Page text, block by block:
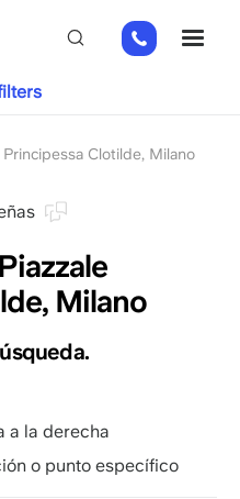
+31
202
Clotilde, Milano
Milano
su equipo x
a la derecha
o punto específico